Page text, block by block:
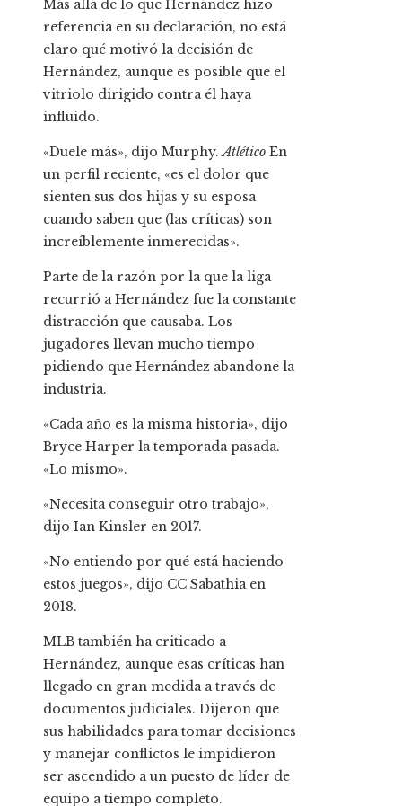
Más allá de lo que Hernández hizo
referencia en su declaración, no está
claro qué motivó la decisión de
Hernández, aunque es posible que el
vitriolo dirigido contra él haya
influido.
«Duele más», dijo Murphy.Atlético En
un perfil reciente, «es el dolor que
sienten sus dos hijas y su esposa
cuando saben que (las críticas) son
increíblemente inmerecidas».
Parte de la razón por la que la liga
recurrió a Hernández fue la constante
distracción que causaba. Los
jugadores llevan mucho tiempo
pidiendo que Hernández abandone la
industria.
«Cada año es la misma historia», dijo
Bryce Harper la temporada pasada.
«Lo mismo».
«Necesita conseguir otro trabajo»,
dijo Ian Kinsler en 2017.
«No entiendo por qué está haciendo
estos juegos», dijo CC Sabathia en
2018.
MLB también ha criticado a
Hernández, aunque esas críticas han
llegado en gran medida a través de
documentos judiciales. Dijeron que
sus habilidades para tomar decisiones
y manejar conflictos le impidieron
ser ascendido a un puesto de líder de
equipo a tiempo completo.